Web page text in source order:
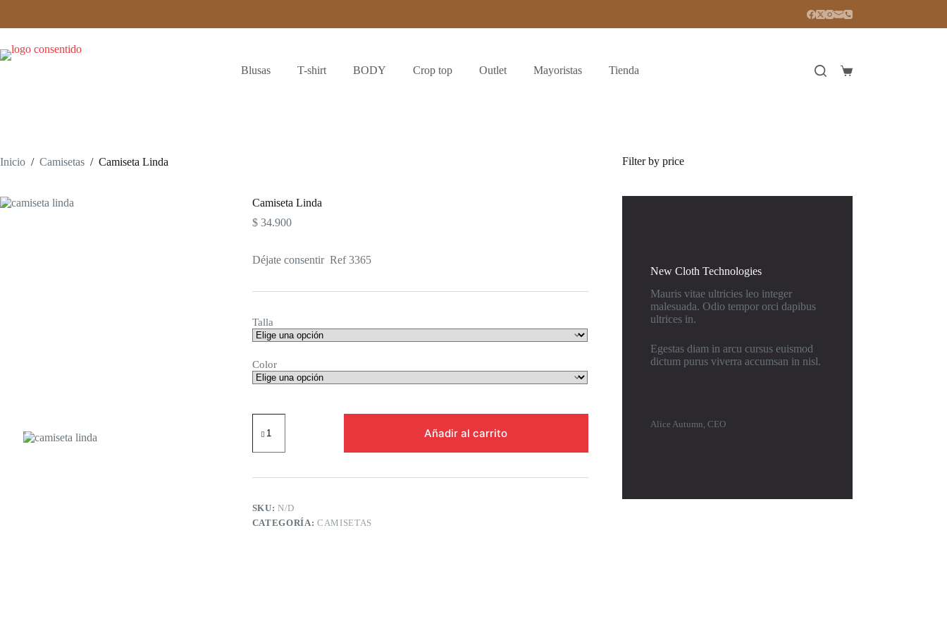
contenido
Blusas T-shirt BODY Crop top Outlet Mayoristas Tienda
Carro
Inicio / Camisetas / Camiseta Linda
Camiseta Linda
$34.900
Déjate consentir Ref 3365
Talla
Color
Linda
Añadir al carrito
SKU:N/D
CATEGORÍA: CAMISETAS
Filter by price
New Cloth Technologies
Mauris vitae ultricies leo integer
malesuada. Odio tempor orci dapibus
ultrices in.
Egestas diam in arcu cursus euismod
dictum purus viverra accumsan in nisl.
Alice Autumn, CEO